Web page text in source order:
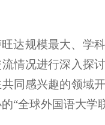
达规模最大、学
情况进行深入探
同感兴趣的领域
“全球外国语大学